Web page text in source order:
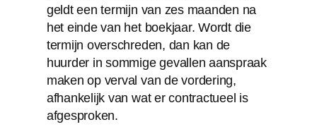
geldt een termijn van zes maanden na
het einde van het boekjaar. Wordt die
termijn overschreden, dan kan de
huurder in sommige gevallen aanspraak
maken op verval van de vordering,
afhankelijk van wat er contractueel is
afgesproken.